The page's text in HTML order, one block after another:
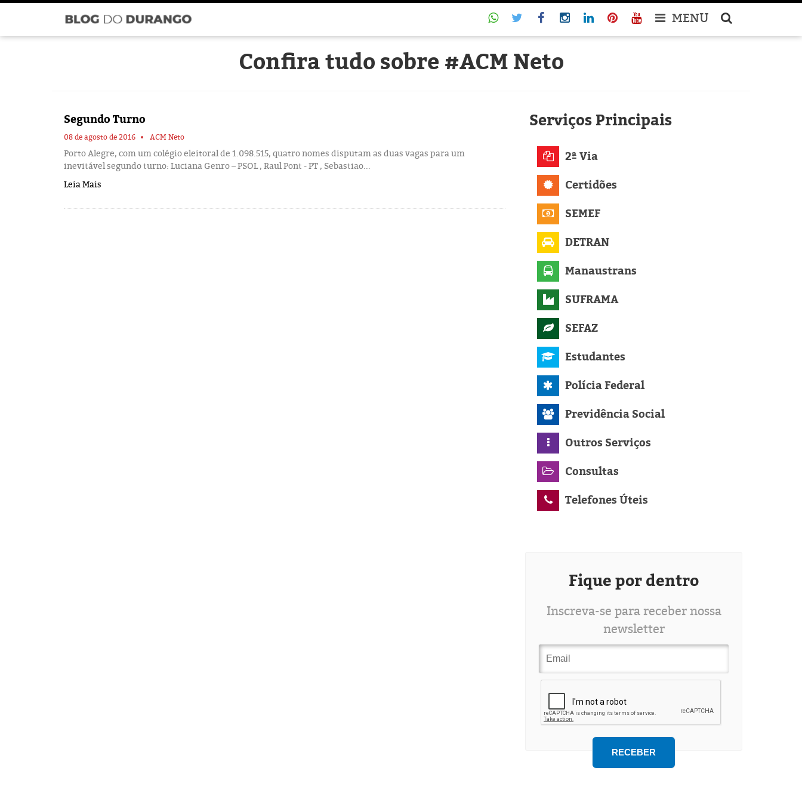
MENU
Confira tudo sobre #ACM Neto
Segundo Turno
08 de agosto de 2016 ACM Neto
Porto Alegre, com um colégio eleitoral de 1.098.515, quatro nomes disputam as duas vagas para um
inevitável segundo turno: Luciana Genro – PSOL , Raul Pont - PT , Sebastiao...
Leia Mais
ServiçosPrincipais
2ª Via
Certidões
SEMEF
DETRAN
Manaustrans
SUFRAMA
SEFAZ
Estudantes
Polícia Federal
Previdência Social
Outros Serviços
Consultas
Telefones Úteis
Fique por dentro
Inscreva-se para receber nossa
newsletter